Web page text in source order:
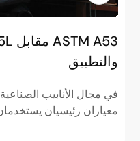
والتطبيق
معياران رئيسيان